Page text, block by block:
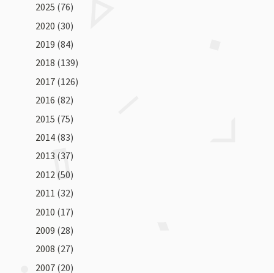
2025 (76)
2020 (30)
2019 (84)
2018 (139)
2017 (126)
2016 (82)
2015 (75)
2014 (83)
2013 (37)
2012 (50)
2011 (32)
2010 (17)
2009 (28)
2008 (27)
2007 (20)